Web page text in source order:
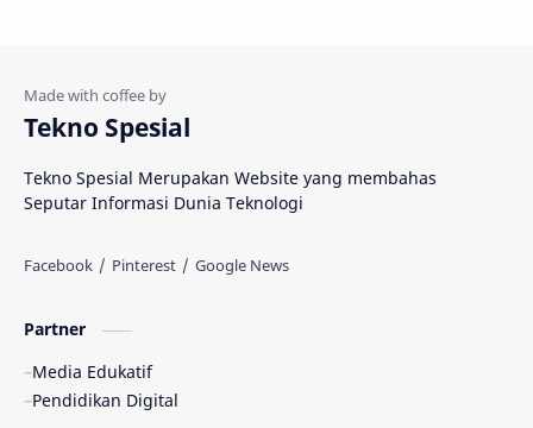
Tekno Spesial
Tekno Spesial Merupakan Website yang membahas
Seputar Informasi Dunia Teknologi
Partner
Media Edukatif
Pendidikan Digital